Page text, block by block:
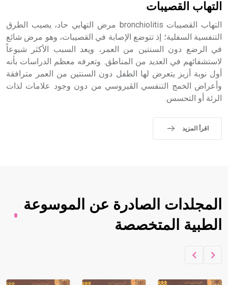
التهاب القصيبات
التهاب القصيبات bronchiolitis مرض التهابي حاد، يصيب الطرق
التنفسية السفلية؛ إذ تتوضع الإصابة في القصيبات، وهو مرض شائع
في الرضع دون السنتين من العمر، ويعد السبب الأكثر شيوعاً
لاستشفائهم في العديد من المناطق. وتعرفه معظم الدراسات بأنه
أول نوبة أزيز يتعرض لها الطفل دون السنتين من العمر مترافقة
وأعراض الخمج التنفسي الڤيروسي من دون وجود علامات لذات
الرئة أو التحسس.
اقرأ المزيد
المجلدات الصادرة عن الموسوعة
الطبية المتخصصة